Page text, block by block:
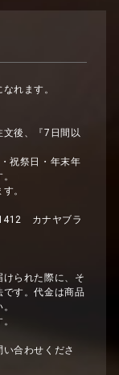
れます。
後、『7日間以
祝祭日・年末年
。
カナヤブラ
られた際に、そ
す。代金は商品
合わせくださ